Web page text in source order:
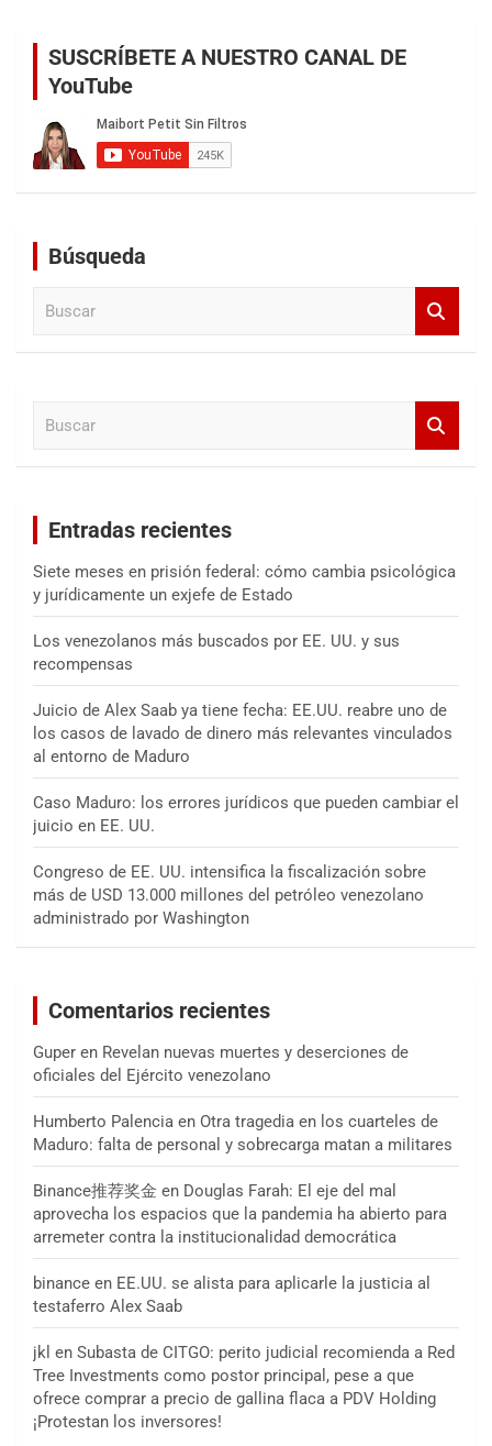
SUSCRÍBETE A NUESTRO CANAL DE
YouTube
Búsqueda
Entradas recientes
Siete meses en prisión federal: cómo cambia psicológica
y jurídicamente un exjefe de Estado
Los venezolanos más buscados por EE. UU. y sus
recompensas
Juicio de Alex Saab ya tiene fecha: EE.UU. reabre uno de
los casos de lavado de dinero más relevantes vinculados
al entorno de Maduro
Caso Maduro: los errores jurídicos que pueden cambiar el
juicio en EE. UU.
Congreso de EE. UU. intensifica la fiscalización sobre
más de USD 13.000 millones del petróleo venezolano
administrado por Washington
Comentarios recientes
Guper en Revelan nuevas muertes y deserciones de
oficiales del Ejército venezolano
Humberto Palencia en Otra tragedia en los cuarteles de
Maduro: falta de personal y sobrecarga matan a militares
Binance推荐奖金 en Douglas Farah: El eje del mal
aprovecha los espacios que la pandemia ha abierto para
arremeter contra la institucionalidad democrática
binance en EE.UU. se alista para aplicarle la justicia al
testaferro Alex Saab
jkl en Subasta de CITGO: perito judicial recomienda a Red
Tree Investments como postor principal, pese a que
ofrece comprar a precio de gallina flaca a PDV Holding
¡Protestan los inversores!